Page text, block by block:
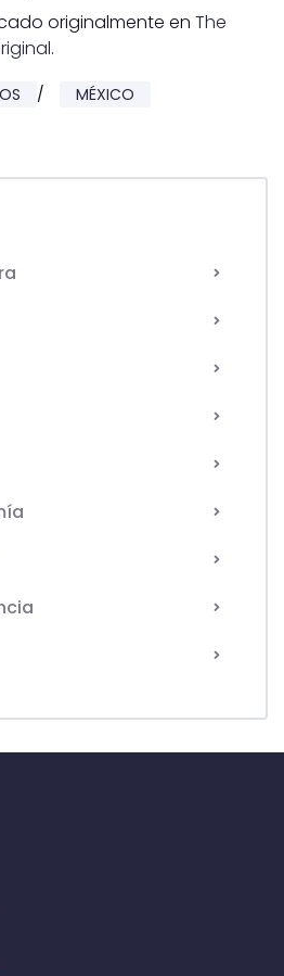
originalmente en The
.
/ MÉXICO